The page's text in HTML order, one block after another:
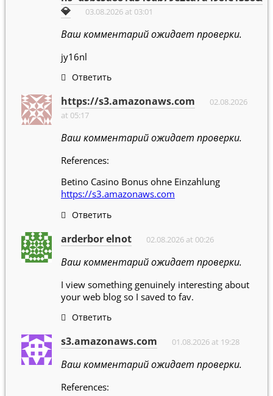
💎
03.08.2026 at 03:01
Ваш комментарий ожидает проверки.
jy16nl
Ответить
https://s3.amazonaws.com
02.08.2026
at 05:17
Ваш комментарий ожидает проверки.
References:
Betino Casino Bonus ohne Einzahlung
https://s3.amazonaws.com
Ответить
arderbor elnot 02.08.2026 at 00:26
Ваш комментарий ожидает проверки.
I view something genuinely interesting about
your web blog so I saved to fav.
Ответить
s3.amazonaws.com 01.08.2026 at 19:28
Ваш комментарий ожидает проверки.
References: